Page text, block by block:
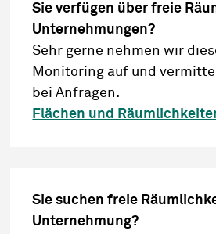
Sie verfügen über freie
Unternehmungen?
Sehr gerne nehmen wir
Monitoring auf und
bei Anfragen.
Flächen und
Sie suchen freie
Unternehmung?